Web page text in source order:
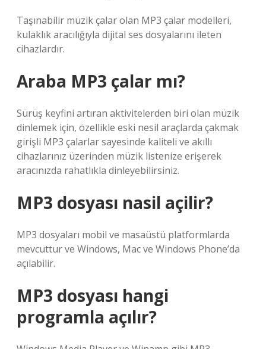
Taşınabilir müzik çalar olan MP3 çalar modelleri,
kulaklık aracılığıyla dijital ses dosyalarını ileten
cihazlardır.
Araba MP3 çalar mı?
Sürüş keyfini artıran aktivitelerden biri olan müzik
dinlemek için, özellikle eski nesil araçlarda çakmak
girişli MP3 çalarlar sayesinde kaliteli ve akıllı
cihazlarınız üzerinden müzik listenize erişerek
aracınızda rahatlıkla dinleyebilirsiniz.
MP3 dosyası nasil açilir?
MP3 dosyaları mobil ve masaüstü platformlarda
mevcuttur ve Windows, Mac ve Windows Phone’da
açılabilir.
MP3 dosyası hangi
programla açılır?